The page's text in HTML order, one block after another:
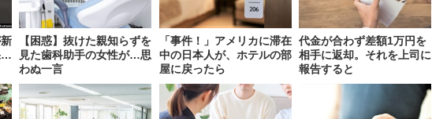
…
【困惑】抜けた親知らずを
見た歯科助手の女性が…思
わぬ一言
「事件！」アメリカに滞在
中の日本人が、ホテルの部
屋に戻ったら
代金が合わず差額1万円を
相手に返却。それを上司に
報告すると